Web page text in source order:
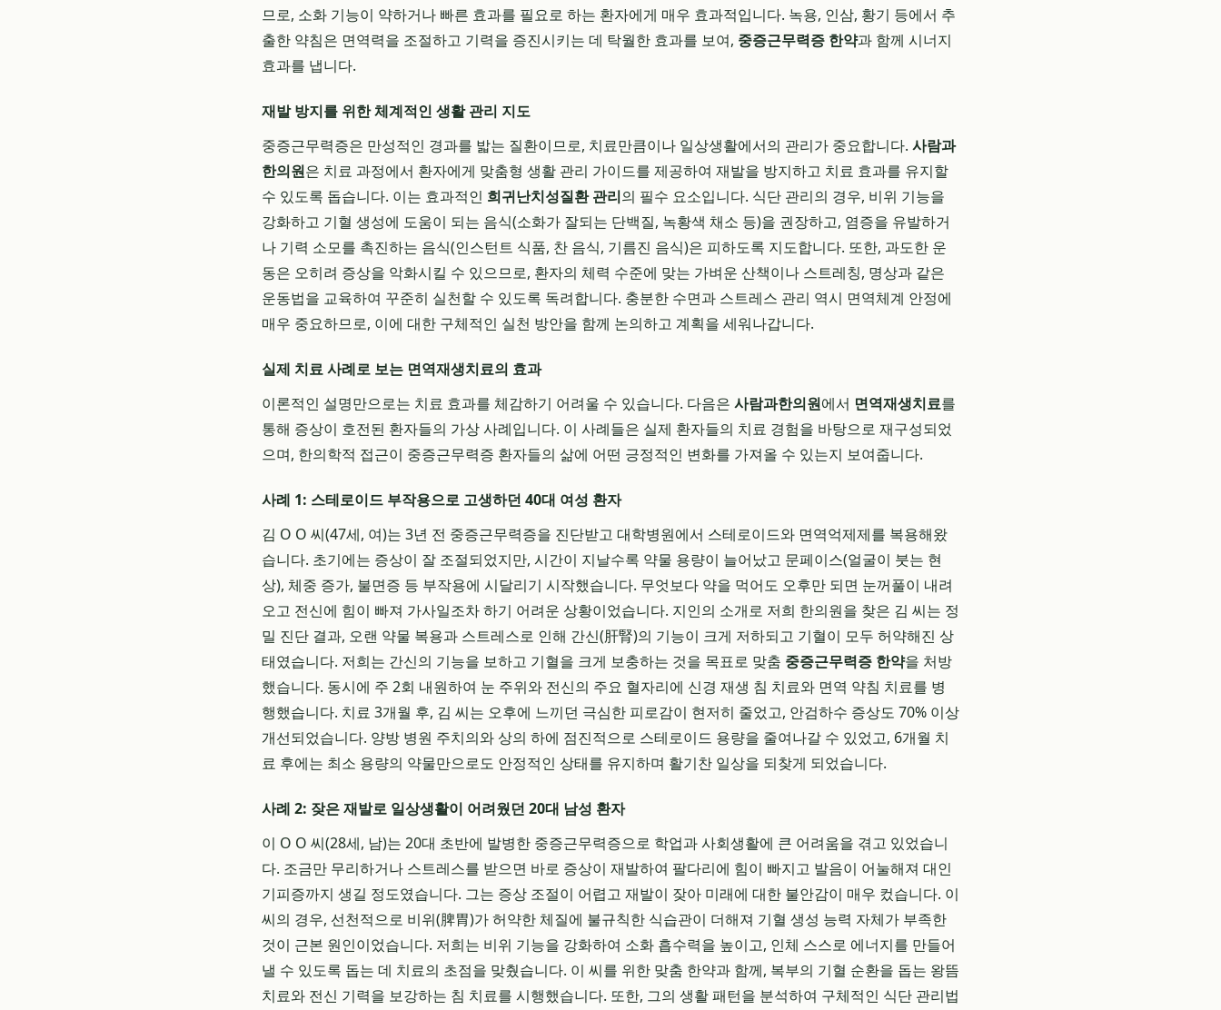
므로, 소화 기능이 약하거나 빠른 효과를 필요로 하는 환자에게 매우 효과적입니다. 녹용, 인삼, 황기 등에서 추
출한 약침은 면역력을 조절하고 기력을 증진시키는 데 탁월한 효과를 보여, 중증근무력증 한약과 함께 시너지
효과를 냅니다.
재발 방지를 위한 체계적인 생활 관리 지도
중증근무력증은 만성적인 경과를 밟는 질환이므로, 치료만큼이나 일상생활에서의 관리가 중요합니다. 사람과
한의원은 치료 과정에서 환자에게 맞춤형 생활 관리 가이드를 제공하여 재발을 방지하고 치료 효과를 유지할
수 있도록 돕습니다. 이는 효과적인 희귀난치성질환 관리의 필수 요소입니다. 식단 관리의 경우, 비위 기능을
강화하고 기혈 생성에 도움이 되는 음식(소화가 잘되는 단백질, 녹황색 채소 등)을 권장하고, 염증을 유발하거
나 기력 소모를 촉진하는 음식(인스턴트 식품, 찬 음식, 기름진 음식)은 피하도록 지도합니다. 또한, 과도한 운
동은 오히려 증상을 악화시킬 수 있으므로, 환자의 체력 수준에 맞는 가벼운 산책이나 스트레칭, 명상과 같은
운동법을 교육하여 꾸준히 실천할 수 있도록 독려합니다. 충분한 수면과 스트레스 관리 역시 면역체계 안정에
매우 중요하므로, 이에 대한 구체적인 실천 방안을 함께 논의하고 계획을 세워나갑니다.
실제 치료 사례로 보는 면역재생치료의 효과
이론적인 설명만으로는 치료 효과를 체감하기 어려울 수 있습니다. 다음은 사람과한의원에서 면역재생치료를
통해 증상이 호전된 환자들의 가상 사례입니다. 이 사례들은 실제 환자들의 치료 경험을 바탕으로 재구성되었
으며, 한의학적 접근이 중증근무력증 환자들의 삶에 어떤 긍정적인 변화를 가져올 수 있는지 보여줍니다.
사례 1: 스테로이드 부작용으로 고생하던 40대 여성 환자
김 O O 씨(47세, 여)는 3년 전 중증근무력증을 진단받고 대학병원에서 스테로이드와 면역억제제를 복용해왔
습니다. 초기에는 증상이 잘 조절되었지만, 시간이 지날수록 약물 용량이 늘어났고 문페이스(얼굴이 붓는 현
상), 체중 증가, 불면증 등 부작용에 시달리기 시작했습니다. 무엇보다 약을 먹어도 오후만 되면 눈꺼풀이 내려
오고 전신에 힘이 빠져 가사일조차 하기 어려운 상황이었습니다. 지인의 소개로 저희 한의원을 찾은 김 씨는 정
밀 진단 결과, 오랜 약물 복용과 스트레스로 인해 간신(肝腎)의 기능이 크게 저하되고 기혈이 모두 허약해진 상
태였습니다. 저희는 간신의 기능을 보하고 기혈을 크게 보충하는 것을 목표로 맞춤 중증근무력증 한약을 처방
했습니다. 동시에 주 2회 내원하여 눈 주위와 전신의 주요 혈자리에 신경 재생 침 치료와 면역 약침 치료를 병
행했습니다. 치료 3개월 후, 김 씨는 오후에 느끼던 극심한 피로감이 현저히 줄었고, 안검하수 증상도 70% 이상
개선되었습니다. 양방 병원 주치의와 상의 하에 점진적으로 스테로이드 용량을 줄여나갈 수 있었고, 6개월 치
료 후에는 최소 용량의 약물만으로도 안정적인 상태를 유지하며 활기찬 일상을 되찾게 되었습니다.
사례 2: 잦은 재발로 일상생활이 어려웠던 20대 남성 환자
이 O O 씨(28세, 남)는 20대 초반에 발병한 중증근무력증으로 학업과 사회생활에 큰 어려움을 겪고 있었습니
다. 조금만 무리하거나 스트레스를 받으면 바로 증상이 재발하여 팔다리에 힘이 빠지고 발음이 어눌해져 대인
기피증까지 생길 정도였습니다. 그는 증상 조절이 어렵고 재발이 잦아 미래에 대한 불안감이 매우 컸습니다. 이
씨의 경우, 선천적으로 비위(脾胃)가 허약한 체질에 불규칙한 식습관이 더해져 기혈 생성 능력 자체가 부족한
것이 근본 원인이었습니다. 저희는 비위 기능을 강화하여 소화 흡수력을 높이고, 인체 스스로 에너지를 만들어
낼 수 있도록 돕는 데 치료의 초점을 맞췄습니다. 이 씨를 위한 맞춤 한약과 함께, 복부의 기혈 순환을 돕는 왕뜸
치료와 전신 기력을 보강하는 침 치료를 시행했습니다. 또한, 그의 생활 패턴을 분석하여 구체적인 식단 관리법